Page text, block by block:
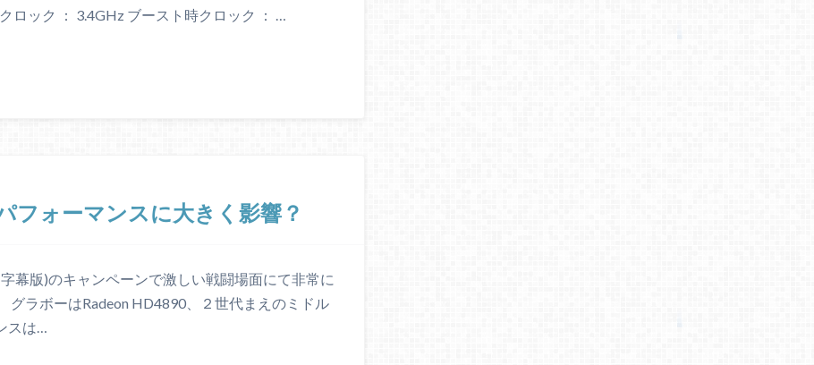
ロック ： 3.4GHz ブースト時クロック ： …
フォーマンスに大きく影響？
幕版)のキャンペーンで激しい戦闘場面にて非常に
グラボーはRadeon HD4890、２世代まえのミドル
スは…